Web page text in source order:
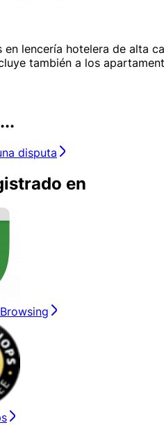
en lencería hotelera de alta
también a los
disputa
en